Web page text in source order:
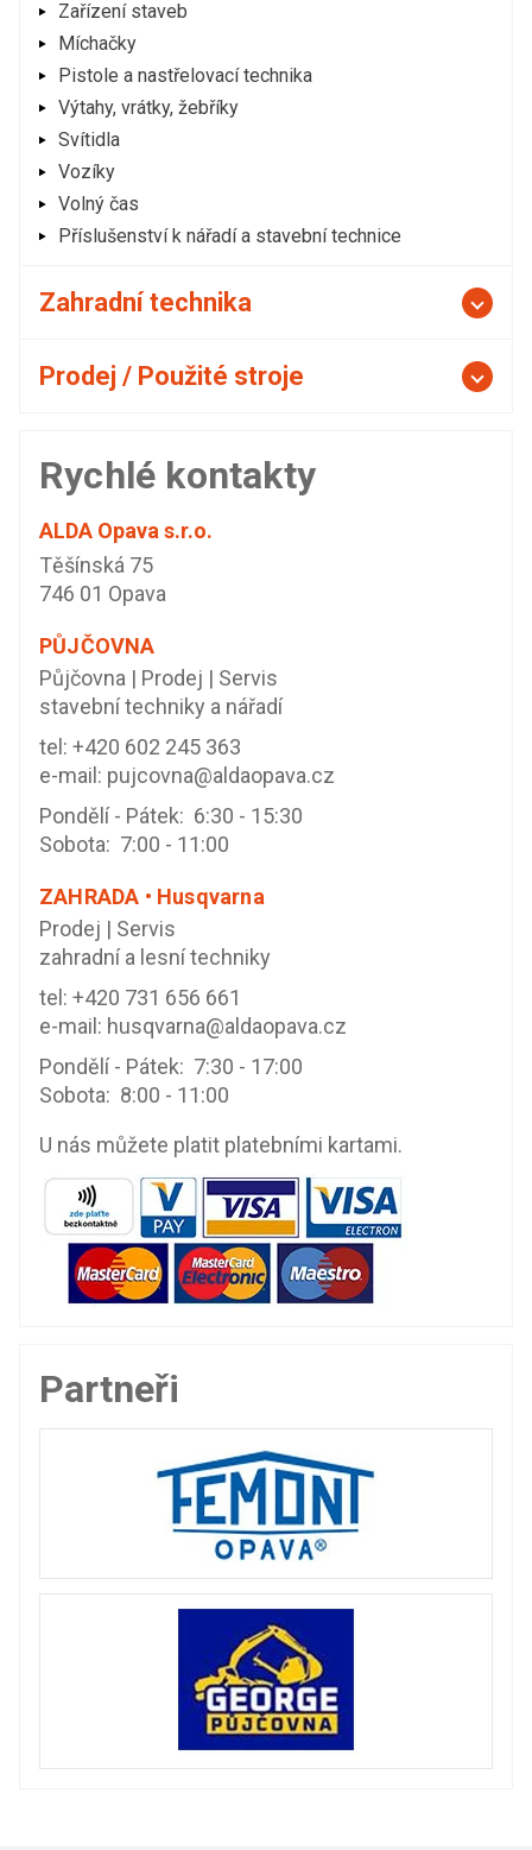
Zařízení staveb
Míchačky
Pistole a nastřelovací technika
Výtahy, vrátky, žebříky
Svítidla
Vozíky
Volný čas
Příslušenství k nářadí a stavební technice
Zahradní technika
Prodej / Použité stroje
Rychlé kontakty
ALDA Opava s.r.o.
Těšínská 75
746 01 Opava
PŮJČOVNA
Půjčovna | Prodej | Servis
stavební techniky a nářadí
tel: +420 602 245 363
e-mail: pujcovna@aldaopava.cz
Pondělí - Pátek: 6:30 - 15:30
Sobota: 7:00 - 11:00
ZAHRADA • Husqvarna
Prodej | Servis
zahradní a lesní techniky
tel: +420 731 656 661
e-mail: husqvarna@aldaopava.cz
Pondělí - Pátek: 7:30 - 17:00
Sobota: 8:00 - 11:00
U nás můžete platit platebními kartami.
Partneři